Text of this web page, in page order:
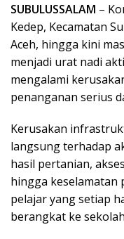
SUBULUSSALAM –
Kedep, Kecamatan
Aceh, hingga kini
menjadi urat nadi
mengalami
penanganan serius
Kerusakan
langsung terhadap
hasil pertanian,
hingga keselamatan
pelajar yang setiap
berangkat ke